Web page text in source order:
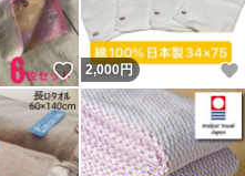
いいね！
2,000円